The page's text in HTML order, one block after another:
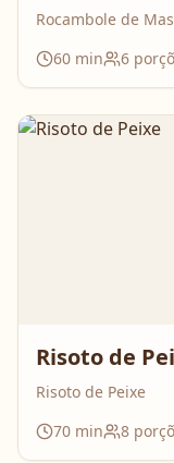
Rocambole de
60 min 6
Risoto de
Risoto de Peixe
70 min 8